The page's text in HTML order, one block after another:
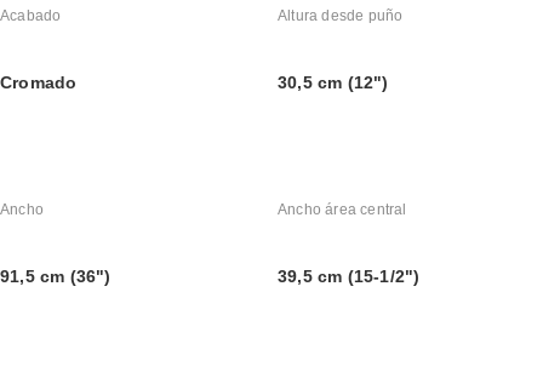
Acabado
Cromado
Altura desde puño
30,5 cm (12")
Ancho
91,5 cm (36")
Ancho área central
39,5 cm (15-1/2")